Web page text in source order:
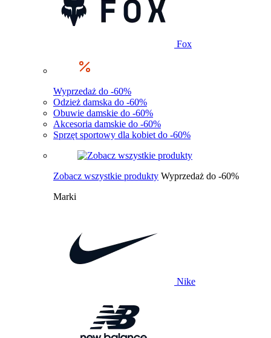
Fox
Wyprzedaż do -60%
Odzież damska do -60%
Obuwie damskie do -60%
Akcesoria damskie do -60%
Sprzęt sportowy dla kobiet do -60%
Zobacz wszystkie produkty Wyprzedaż do -60%
Marki
Nike